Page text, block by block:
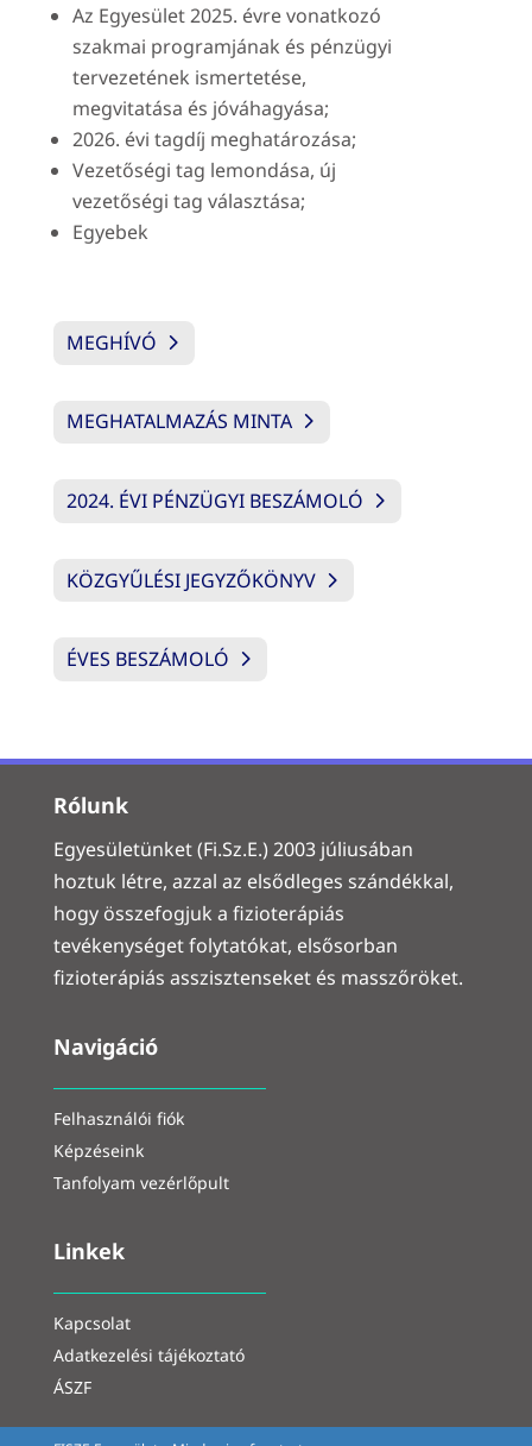
Az Egyesület 2025. évre vonatkozó
szakmai programjának és pénzügyi
tervezetének ismertetése,
megvitatása és jóváhagyása;
2026. évi tagdíj meghatározása;
Vezetőségi tag lemondása, új
vezetőségi tag választása;
Egyebek
MEGHÍVÓ
MEGHATALMAZÁS MINTA
2024. ÉVI PÉNZÜGYI BESZÁMOLÓ
KÖZGYŰLÉSI JEGYZŐKÖNYV
ÉVES BESZÁMOLÓ
Rólunk
Egyesületünket (Fi.Sz.E.) 2003 júliusában
hoztuk létre, azzal az elsődleges szándékkal,
hogy összefogjuk a fizioterápiás
tevékenységet folytatókat, elsősorban
fizioterápiás asszisztenseket és masszőröket.
Navigáció
Felhasználói fiók
Képzéseink
Tanfolyam vezérlőpult
Linkek
Kapcsolat
Adatkezelési tájékoztató
ÁSZF